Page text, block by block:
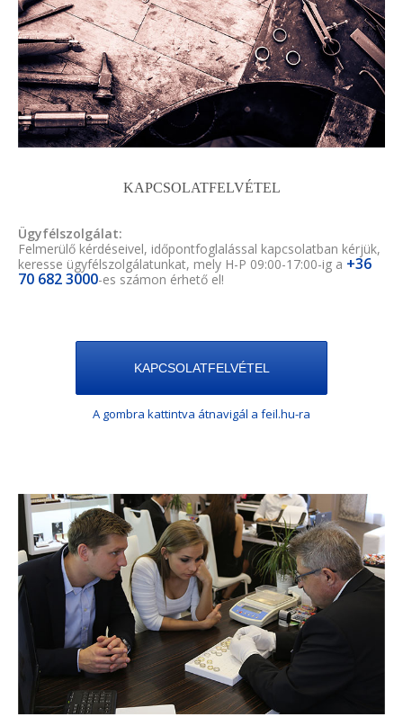
KAPCSOLATFELVÉTEL
Ügyfélszolgálat:
Felmerülő kérdéseivel, időpontfoglalással kapcsolatban kérjük,
keresse ügyfélszolgálatunkat, mely H-P 09:00-17:00-ig a +36
70 682 3000-es számon érhető el!
KAPCSOLATFELVÉTEL
A gombra kattintva átnavigál a feil.hu-ra